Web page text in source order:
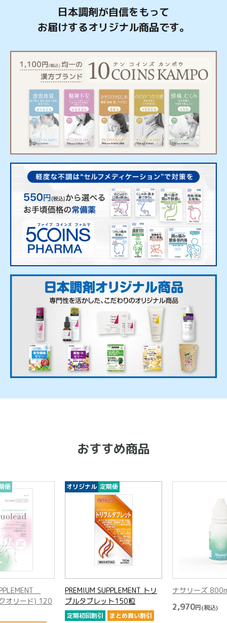
日本調剤が自信をもって
お届けするオリジナル商品です。
おすすめ商品
便
オリード) 120
オリジナル 定期便
PREMIUM SUPPLEMENT トリ
プルタブレット150粒
定期初回割引 まとめ買い割引
ナサリーズ
2,970円(税込)